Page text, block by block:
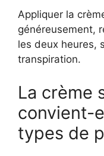
Appliquer la
généreusement,
les deux heures,
transpiration.
La crème
convient-
types de